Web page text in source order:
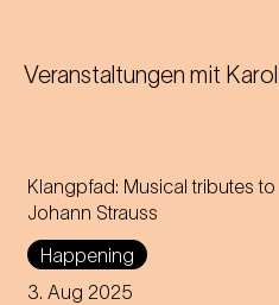
Veranstaltungen mit
Klangpfad: Musical tributes to
Johann Strauss
Happening
3. Aug 2025